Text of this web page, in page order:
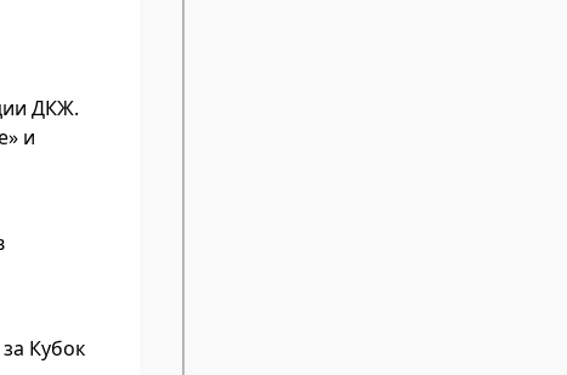
ДКЖ.
и
Кубок